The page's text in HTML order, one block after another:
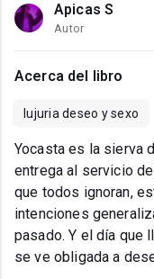
Apicas S
Autor
Acerca del libro
lujuria deseo y sexo
Yocasta es la sierva
entrega al servicio
que todos ignoran,
intenciones
pasado. Y el día que
se ve obligada a